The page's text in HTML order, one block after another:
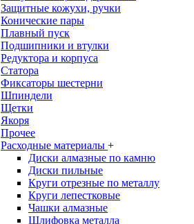
Защитные кожухи, ручки
Конические пары
Плавный пуск
Подшипники и втулки
Редуктора и корпуса
Статора
Фиксаторы шестерни
Шпиндели
Щетки
Якоря
Прочее
Расходные материалы +
Диски алмазные по камню
Диски пильные
Круги отрезные по металлу
Круги лепестковые
Чашки алмазные
Шлифовка металла